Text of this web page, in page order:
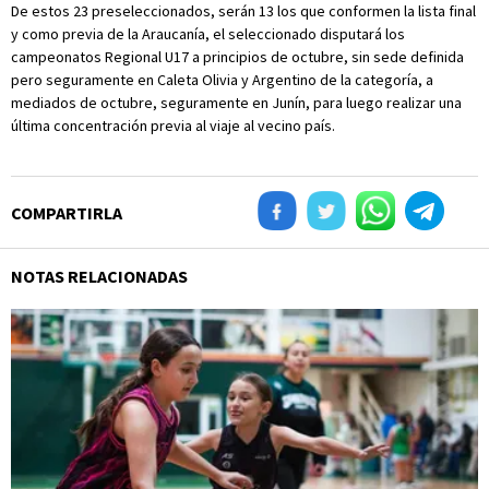
De estos 23 preseleccionados, serán 13 los que conformen la lista final
y como previa de la Araucanía, el seleccionado disputará los
campeonatos Regional U17 a principios de octubre, sin sede definida
pero seguramente en Caleta Olivia y Argentino de la categoría, a
mediados de octubre, seguramente en Junín, para luego realizar una
última concentración previa al viaje al vecino país.
COMPARTIRLA
NOTAS RELACIONADAS